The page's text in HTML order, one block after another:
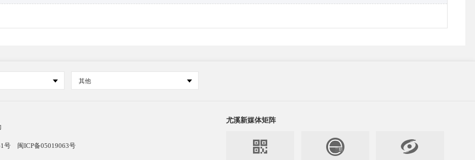
其他
号 闽ICP备05019063号
尤溪新媒体矩阵
 